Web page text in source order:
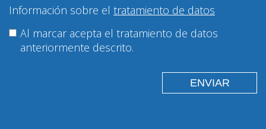
Información sobre el tratamiento de datos
Al marcar acepta el tratamiento de datos
anteriormente descrito.